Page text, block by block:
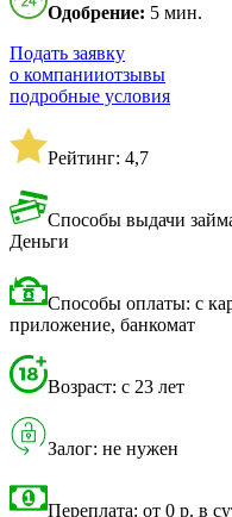
Одобрение: 5 мин.
Подать заявку
о компанииотзывы
подробные условия
Рейтинг: 4,7
Способы выдачи
Деньги
Способы оплаты: с
приложение, банкомат
Возраст: с 23 лет
Залог: не нужен
Переплата: от 0 р. в